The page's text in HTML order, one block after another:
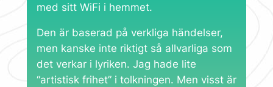
med sitt WiFi i hemmet.
Den är baserad på verkliga händelser,
men kanske inte riktigt så allvarliga som
det verkar i lyriken. Jag hade lite
“artistisk frihet” i tolkningen. Men visst är